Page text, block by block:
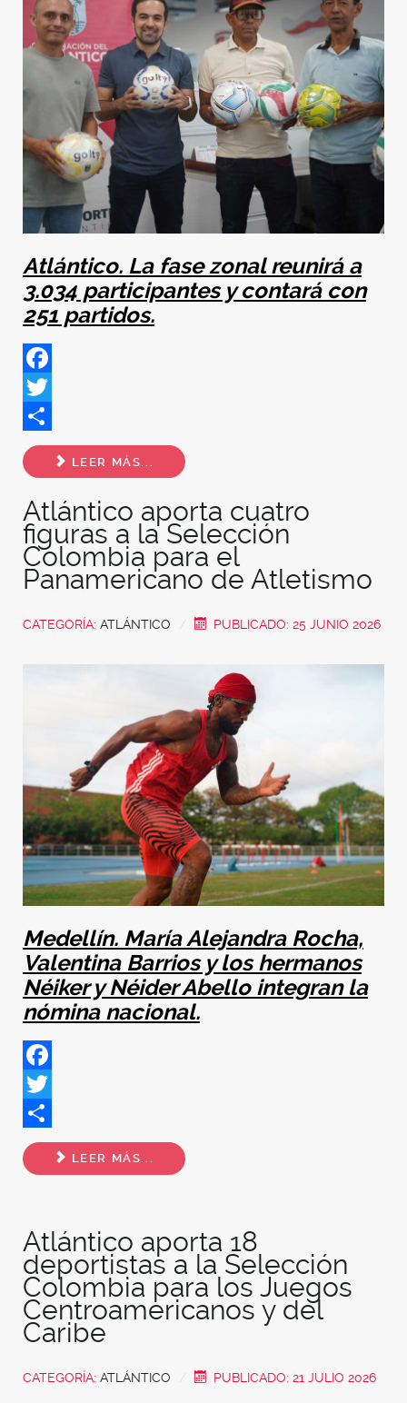
Atlántico. La fase zonal reunirá a
3.034 participantes y contará con
251 partidos.
Facebook
Twitter
Share
LEER MÁS...
Atlántico aporta cuatro
figuras a la Selección
Colombia para el
Panamericano de Atletismo
CATEGORÍA: ATLÁNTICO PUBLICADO: 25 JUNIO 2026
Medellín. María Alejandra Rocha,
Valentina Barrios y los hermanos
Néiker y Néider Abello integran la
nómina nacional.
Facebook
Twitter
Share
LEER MÁS...
Atlántico aporta 18
deportistas a la Selección
Colombia para los Juegos
Centroamericanos y del
Caribe
CATEGORÍA: ATLÁNTICO PUBLICADO: 21 JULIO 2026